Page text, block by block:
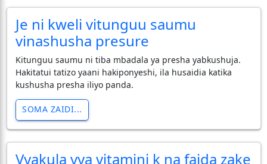
Je ni kweli vitunguu saumu
vinashusha presure
Kitunguu saumu ni tiba mbadala ya presha yabkushuja.
Hakitatui tatizo yaani hakiponyeshi, ila husaidia katika
kushusha presha iliyo panda.
SOMA ZAIDI...
Vyakula vya vitamini k na faida zake